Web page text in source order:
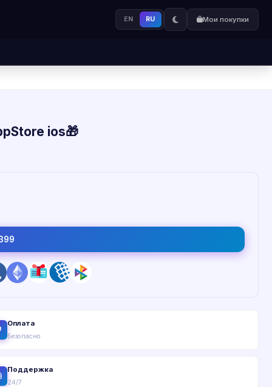
EN RU Мои покупки
ios🎁
Оплата
Безопасно
Поддержка
24/7